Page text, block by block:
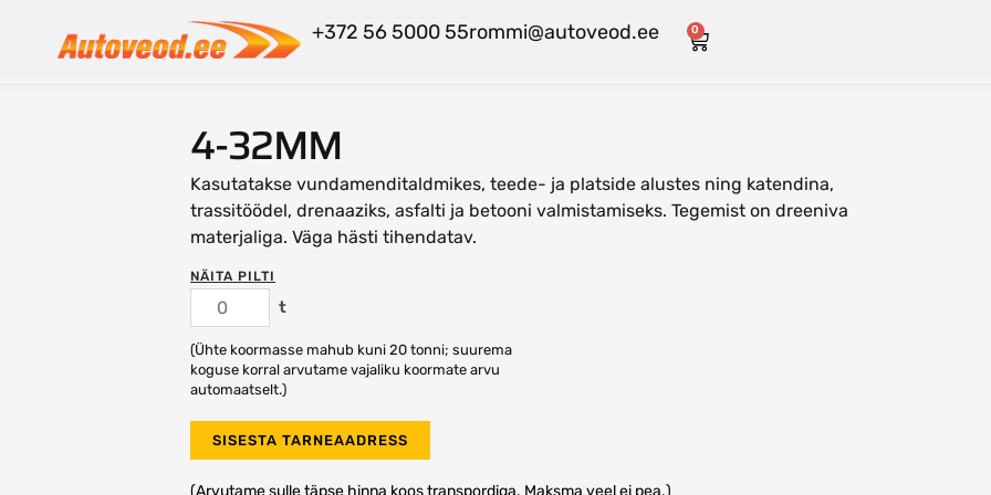
+372 56 5000 55rommi@autoveod.ee 0
4-32MM
Kasutatakse vundamenditaldmikes, teede- ja platside alustes ning katendina,
trassitöödel, drenaaziks, asfalti ja betooni valmistamiseks. Tegemist on dreeniva
materjaliga. Väga hästi tihendatav.
NÄITA PILTI
t
(Ühte koormasse mahub kuni 20 tonni; suurema
koguse korral arvutame vajaliku koormate arvu
automaatselt.)
SISESTA TARNEAADRESS